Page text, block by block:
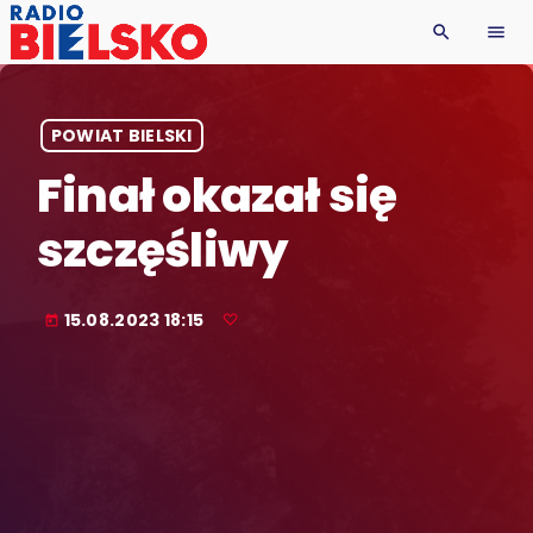
search menu
POWIAT BIELSKI
Finał okazał się
szczęśliwy
today 15.08.2023 18:15